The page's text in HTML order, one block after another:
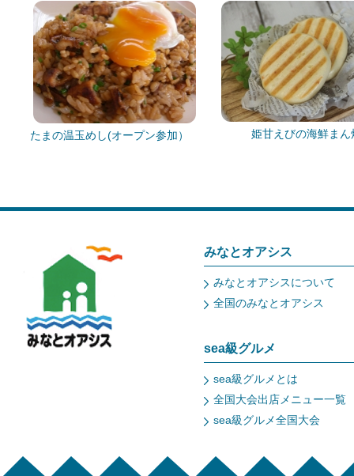
たまの温玉めし(オープン参加） 姫甘えびの海鮮まん
みなとオアシス
みなとオアシスについて
全国のみなとオアシス
sea級グルメ
sea級グルメとは
全国大会出店メニュー一覧
sea級グルメ全国大会